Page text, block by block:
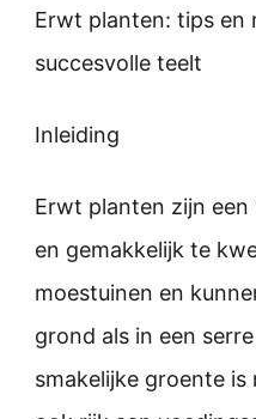
Erwt planten: tips en
succesvolle teelt
Inleiding
Erwt planten zijn
en gemakkelijk te
moestuinen en
grond als in een
smakelijke groente is